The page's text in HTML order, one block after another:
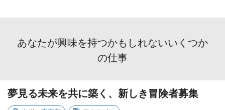
あなたが興味を持つかもしれないいくつか
の仕事
夢見る未来を共に築く、新しき冒険者募集